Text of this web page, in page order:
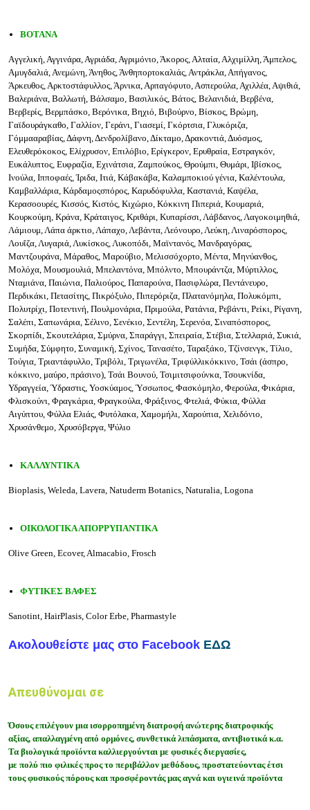
ΒΟΤΑΝΑ
Aγγελική, Αγγινάρα, Αγριάδα, Αγριμόνιο, Άκορος, Αλταία, Αλχιμίλλη, Άμπελος,
Αμυγδαλιά, Ανεμώνη, Άνηθος, Άνθηπορτοκαλιάς, Αντράκλα, Απήγανος,
Άρκευθος, Αρκτοστάφυλλος, Άρνικα, Αρπαγόφυτο, Ασπερούλα, Αχιλλέα, Αψιθιά,
Βαλεριάνα, Βαλλωτή, Βάλσαμο, Βασιλικός, Βάτος, Βελανιδιά, Βερβένα,
Βερβερίς, Βερμπάσκο, Βερόνικα, Βηχιό, Βιβούρνο, Βίσκος, Βρώμη,
Γαϊδουράγκαθο, Γαλλίον, Γεράνι, Γιασεμί, Γκόρτσια, Γλυκόριζα,
Γόμμααραβίας, Δάφνη, Δενδρολίβανο, Δίκταμο, Δρακοντιά, Δυόσμος,
Ελευθερόκοκος, Ελίχρυσον, Επιλόβιο, Ερίγκερον, Ερυθραία, Εστραγκόν,
Ευκάλυπτος, Ευφραζία, Εχινάτσια, Ζαμπούκος, Θρούμπι, Θυμάρι, Ιβίσκος,
Ινούλα, Ιπποφαές, Ίριδα, Ιτιά, Κάβακάβα, Καλαμποκιού γένια, Καλέντουλα,
Καμβαλλάρια, Κάρδαμοςσπόρος, Καρυδόφυλλα, Καστανιά, Καψέλα,
Κερασοουρές, Κισσός, Κιστός, Κιχώριο, Κόκκινη Πιπεριά, Κουμαριά,
Κουρκούμη, Κράνα, Κράταιγος, Κριθάρι, Κυπαρίσσι, Λάβδανος, Λαγοκοιμηθιά,
Λάμιουμ, Λάπα άρκτιο, Λάπαχο, Λεβάντα, Λεόνουρο, Λεύκη, Λιναρόσπορος,
Λουΐζα, Λυγαριά, Λυκίσκος, Λυκοπόδι, Μαϊντανός, Μανδραγόρας,
Μαντζουράνα, Μάραθος, Μαρούβιο, Μελισσόχορτο, Μέντα, Μηνύανθος,
Μολόχα, Μουσμουλιά, Μπελαντόνα, Μπόλντο, Μπουράντζα, Μύρτιλλος,
Νταμιάνα, Παιώνια, Παλιούρος, Παπαρούνα, Πασιφλώρα, Πεντάνευρο,
Περδικάκι, Πετασίτης, Πικρόξυλο, Πιπερόριζα, Πλατανόμηλα, Πολυκόμπι,
Πολυτρίχι, Ποτεντινή, Πουλμονάρια, Πριμούλα, Ρατάνια, Ρεβάντι, Ρείκι, Ρίγανη,
Σαλέπι, Σαπωνάρια, Σέλινο, Σενέκιο, Σεντέλη, Σερενόα, Σιναπόσπορος,
Σκορπίδι, Σκουτελάρια, Σμύρνα, Σπαράγγι, Σπειραία, Στέβια, Στελλαριά, Συκιά,
Συμήδα, Σύμφητο, Συναμική, Σχίνος, Τανασέτο, Ταραξάκο, Τζίνσενγκ, Τίλιο,
Τούγια, Τριαντάφυλλο, Τριβόλι, Τριγωνέλα, Τριφύλλικόκκινο, Τσάι (άσπρο,
κόκκινο, μαύρο, πράσινο), Τσάι Βουνού, Τσιμιτσιφούνκα, Τσουκνίδα,
Υδραγγεία, Ύδραστις, Υοσκύαμος, Ύσσωπος, Φασκόμηλο, Φερούλα, Φικάρια,
Φλισκούνι, Φραγκάρια, Φραγκούλα, Φράξινος, Φτελιά, Φύκια, Φύλλα
Αιγύπτου, Φύλλα Ελιάς, Φυτόλακα, Χαμομήλι, Χαρούπια, Χελιδόνιο,
Χρυσάνθεμο, Χρυσόβεργα, Ψύλιο
ΚΑΛΛΥΝΤΙΚΑ
Bioplasis, Weleda, Lavera, Natuderm Botanics, Naturalia, Logona
ΟΙΚΟΛΟΓΙΚΑ ΑΠΟΡΡΥΠΑΝΤΙΚΑ
Olive Green, Ecover, Almacabio, Frosch
ΦΥΤΙΚΕΣ ΒΑΦΕΣ
Sanotint, HairPlasis, Color Erbe, Pharmastyle
Ακολουθείστε μας στο Facebook ΕΔΩ
Απευθύνομαι σε
Όσους επιλέγουν μια ισορροπημένη διατροφή ανώτερης διατροφικής
αξίας, απαλλαγμένη από ορμόνες, συνθετικά λιπάσματα, αντιβιοτικά κ.α.
Τα βιολογικά προϊόντα καλλιεργούνται με φυσικές διεργασίες,
με πολύ πιο φιλικές προς το περιβάλλον μεθόδους, προστατεύοντας έτσι
τους φυσικούς πόρους και προσφέροντάς μας αγνά και υγιεινά προϊόντα